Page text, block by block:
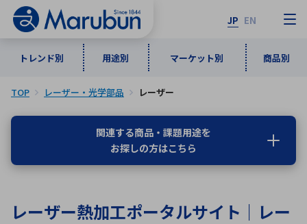
JP EN
トレンド別 用途別 マーケット別 商品別
トレンド別
インダストリアルDXソリューション
5G・Local 5G
用途別
通信・ネットワーク
監視・セキュリティ
マーケット別
商品別
メーカ一覧
な行
は行 ま行
や行
TOP レーザー・光学部品 レーザー
関連する商品・課題用途を
お探しの方はこちら
レーザー熱加工ポータルサイト｜レー